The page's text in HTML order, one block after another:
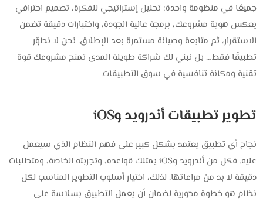
جميعًا في منظومة واحدة: تحليل إستراتيجي للفكرة، تصميم احترافي
يعكس هوية مشروعك، برمجة عالية الجودة، واختبارات دقيقة تضمن
الاستقرار، ثم متابعة وصيانة مستمرة بعد الإطلاق. نحن لا نطوّر
تطبيقًا فقط… بل نبني لك شراكة طويلة المدى تمنح مشروعك قوة
تقنية ومكانة تنافسية في سوق التطبيقات.
تطوير تطبيقات أندرويد وiOS
نجاح أي تطبيق يعتمد بشكل كبير على فهم النظام الذي سيعمل
عليه. فكل من أندرويد وiOS يمتلك قواعده، وتجربته الخاصة، ومتطلبات
دقيقة لا بد من مراعاتها. لذلك، اختيار أسلوب التطوير المناسب لكل
نظام هو خطوة محورية لضمان أن يعمل التطبيق بسلاسة على